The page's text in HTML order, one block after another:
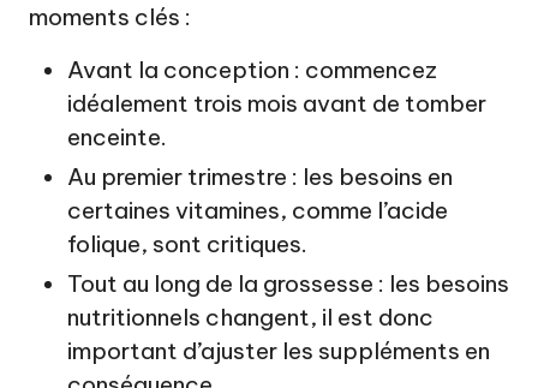
moments clés :
Avant la conception : commencez
idéalement trois mois avant de tomber
enceinte.
Au premier trimestre : les besoins en
certaines vitamines, comme l’acide
folique, sont critiques.
Tout au long de la grossesse : les besoins
nutritionnels changent, il est donc
important d’ajuster les suppléments en